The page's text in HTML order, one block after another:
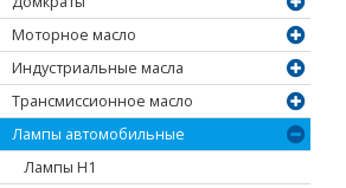
Моторное масло
Индустриальные масла
Трансмиссионное масло
Лампы автомобильные
Лампы H1